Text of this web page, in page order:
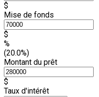
$
Mise de fonds
$
%
(20.0%)
Montant du prêt
$
Taux d'intérêt